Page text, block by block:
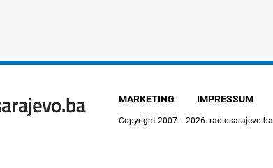
MARKETING IMPRESSUM
Copyright 2007. - 2026. radiosarajevo.ba